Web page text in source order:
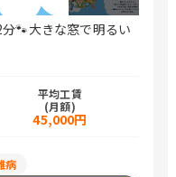
🐾大きな窓で明るい
平均工賃
(月額)
45,000円
病